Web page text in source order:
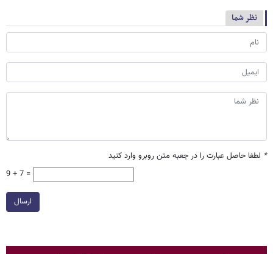
نظر شما
* لطفا حاصل عبارت را در جعبه متن روبرو وارد کنید
9 + 7 =
ارسال